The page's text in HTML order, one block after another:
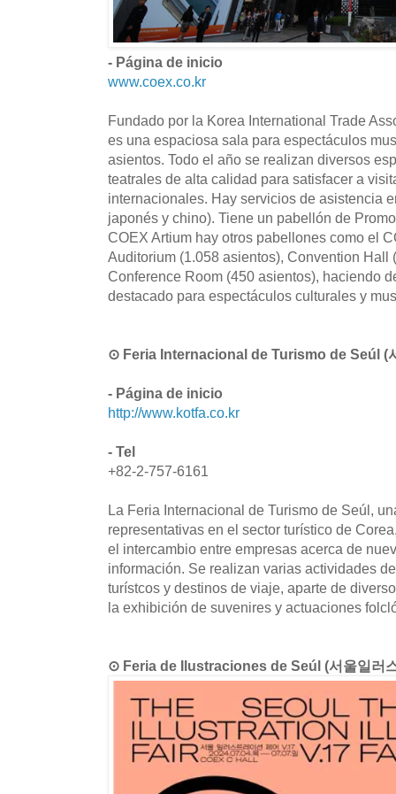
- Página de inicio
www.coex.co.kr
Fundado por la Korea International Trade
es una espaciosa sala para espectáculos
asientos. Todo el año se realizan diversos
teatrales de alta calidad para satisfacer a
internacionales. Hay servicios de asistencia
japonés y chino). Tiene un pabellón de
COEX Artium hay otros pabellones como el
Auditorium (1.058 asientos), Convention Hall
Conference Room (450 asientos), haciendo
destacado para espectáculos culturales y
⊙ Feria Internacional de Turismo de Seúl (
- Página de inicio
http://www.kotfa.co.kr
- Tel
+82-2-757-6161
La Feria Internacional de Turismo de Seúl,
representativas en el sector turístico de
el intercambio entre empresas acerca de
información. Se realizan varias actividades
turístcos y destinos de viaje, aparte de
la exhibición de suvenires y actuaciones
⊙ Feria de Ilustraciones de Seúl (서울일러